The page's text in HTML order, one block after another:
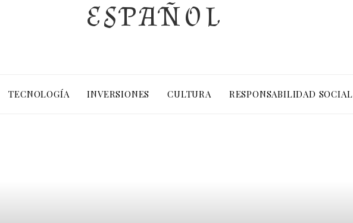
ESPAÑOL
TECNOLOGÍA INVERSIONES CULTURA RESPONSABILIDAD SOCIAL